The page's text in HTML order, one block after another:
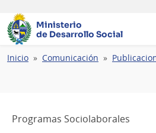
Ministerio
de Desarrollo Social
Ruta
Inicio Comunicación
Programas Sociolaborales